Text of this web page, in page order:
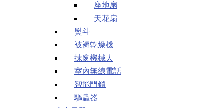
座地扇
天花扇
熨斗
被褥乾燥機
抹窗機械人
室內無線電話
智能門鎖
驅蟲器